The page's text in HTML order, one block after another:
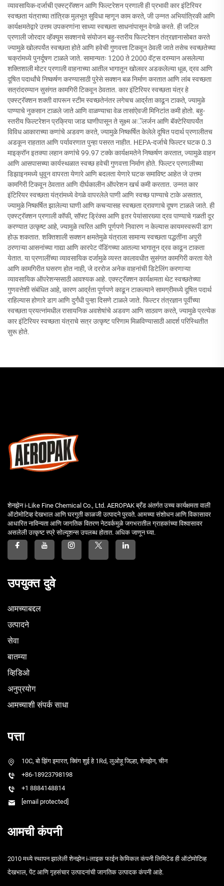
व्यावसायिक-दर्जाची एक्स्ट्रॅक्शन आणि फिल्टरेशन प्रणाली ही प्रभावी कार इंटिरियर
स्वच्छता यंत्राच्या तांत्रिक मुलभूत सुविधा म्हणून काम करते, जी उन्नत अभियांत्रिकी आणि
कार्यक्षमतेद्वारे उत्तम उपकरणांना साध्या स्वच्छता साधनांपासून वेगळे करते. ही जटिल
प्रणाली जोरदार व्हॅक्यूम सक्शनचे संयोजन बहु-स्तरीय फिल्टरेशन तंत्रज्ञानासोबत करते
ज्यामुळे खोलपर्यंत स्वच्छता होते आणि हवेची गुणवत्ता टिकवून ठेवली जाते तसेच स्वच्छतेच्या
चक्रांमध्ये पुनर्दूषण टाळले जाते. सामान्यतः 1200 ते 2000 वॅट्स दरम्यान असलेल्या
शक्तिशाली मोटर प्रणाली वाहनाच्या आतील भागातून खोलवर अडकलेल्या धूळ, द्रव आणि
दूषित पदार्थांचे निष्कर्षण करण्यासाठी पुरेसे सक्शन बळ निर्माण करतात आणि लांब स्वच्छता
सत्रांदरम्यान सुसंगत कामगिरी टिकवून ठेवतात. कार इंटिरियर स्वच्छता यंत्र हे
एक्स्ट्रॅक्शन शक्ती वापरून स्टीम स्वच्छतेनंतर लगेचच आर्द्रता काढून टाकते, ज्यामुळे
पाण्याचे नुकसान टाळले जाते आणि वाळण्याचा वेळ तासांऐवजी मिनिटांत कमी होतो. बहु-
स्तरीय फिल्टरेशन प्रक्रिया जाड घाणीपासून ते सूक्ष्म अॅलर्जन आणि बॅक्टेरियापर्यंत
विविध आकाराच्या कणांचे अडवण करते, ज्यामुळे निष्कर्षित केलेले दूषित पदार्थ प्रणालीतच
अडकून राहतात आणि पर्यावरणात पुन्हा पसरत नाहीत. HEPA-दर्जाचे फिल्टर घटक 0.3
माइक्रॉन इतक्या लहान कणांचे 99.97 टक्के कार्यक्षमतेने निष्कर्षण करतात, ज्यामुळे वाहन
आणि आसपासच्या कार्यस्थळात स्वच्छ हवेची गुणवत्ता निर्माण होते. फिल्टर प्रणालीच्या
डिझाइनमध्ये धुवून वापरता येणारे आणि बदलता येणारे घटक समाविष्ट आहेत जे उत्तम
कामगिरी टिकवून ठेवतात आणि दीर्घकालीन ऑपरेशन खर्च कमी करतात. उन्नत कार
इंटिरियर स्वच्छता यंत्रांमध्ये वेगळे वापरलेले पाणी आणि स्वच्छ पाण्याचे टाके असतात,
ज्यामुळे निष्कर्षित झालेल्या घाणी आणि कचऱ्यासह स्वच्छता द्रावणाचे दूषण टाळले जाते. ही
एक्स्ट्रॅक्शन प्रणाली कॉफी, सॉफ्ट ड्रिंक्स आणि इतर पेयांसारख्या द्रव पाण्याचे गळती दूर
करण्यात उत्कृष्ट आहे, ज्यामुळे त्वरित आणि पूर्णपणे निवारण न केल्यास कायमस्वरूपी डाग
होऊ शकतात. शक्तिशाली सक्शन क्षमतेमुळे यंत्राला सामान्य स्वच्छता पद्धतींना अपुरी
ठरणाऱ्या आसनांच्या गाद्या आणि कारपेट पॅडिंगच्या आतल्या भागातून द्रव काढून टाकता
येतात. या प्रणालींच्या व्यावसायिक दर्जामुळे व्यस्त कालावधीत सुसंगत कामगिरी करता येते
आणि कामगिरीत घसरण होत नाही, जे दररोज अनेक वाहनांची डिटेलिंग करणाऱ्या
व्यावसायिक ऑपरेशन्ससाठी आवश्यक आहे. एक्स्ट्रॅक्शन कार्यक्षमता थेट स्वच्छतेच्या
गुणवत्तेशी संबंधित आहे, कारण आर्द्रता पूर्णपणे काढून टाकल्याने सामग्रीमध्ये दूषित पदार्थ
राहिल्यास होणारे डाग आणि दुर्गंधी पुन्हा दिसणे टाळले जाते. फिल्टर तंत्रज्ञान पूर्वीच्या
स्वच्छता प्रयत्नांमधील रासायनिक अवशेषांचे अडवण आणि साठवण करते, ज्यामुळे प्रत्येक
कार इंटिरियर स्वच्छता यंत्राचे सत्र उत्कृष्ट परिणाम मिळविण्यासाठी आदर्श परिस्थितीत
सुरू होते.
शेनझेन i-Like Fine Chemical Co., Ltd. AEROPAK ब्रँड अंतर्गत उच्च कार्यक्षमता वाली
ऑटोमोटिव्ह देखभाल आणि घरगुती काळजी उत्पादने पुरवते. आमच्या संशोधन आणि विकासावर
आधारित नाविन्यता आणि जागतिक वितरण नेटवर्कमुळे जगभरातील ग्राहकांच्या विश्वासावर
असलेली उत्कृष्ट स्प्रे सोल्यूशन्स उपलब्ध होतात. अधिक जाणून घ्या.
उपयुक्त दुवे
आमच्याबद्दल
उत्पादने
सेवा
बातम्या
व्हिडिओ
अनुप्रयोग
आमच्याशी संपर्क साधा
पत्ता
10C, बो झिंग इमारत, क्विंग शुई हे 1Rd, लुओहू जिल्हा, शेनझेन, चीन
+86-18923798198
+1 8884148814
[email protected]
आमची कंपनी
2010 मध्ये स्थापन झालेली शेनझेन i-लाइक फाईन केमिकल कंपनी लिमिटेड ही ऑटोमोटिव्ह
देखभाल, पेंट आणि गृहसंचार उत्पादनांची जागतिक उत्पादक कंपनी आहे.